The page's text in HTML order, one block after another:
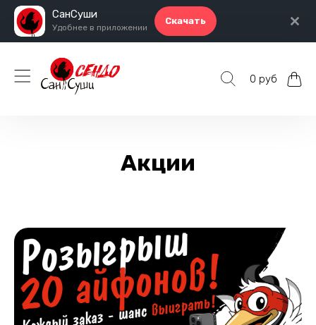
СанСуши
Удобнее в приложении
Скачать
0 руб
Акции